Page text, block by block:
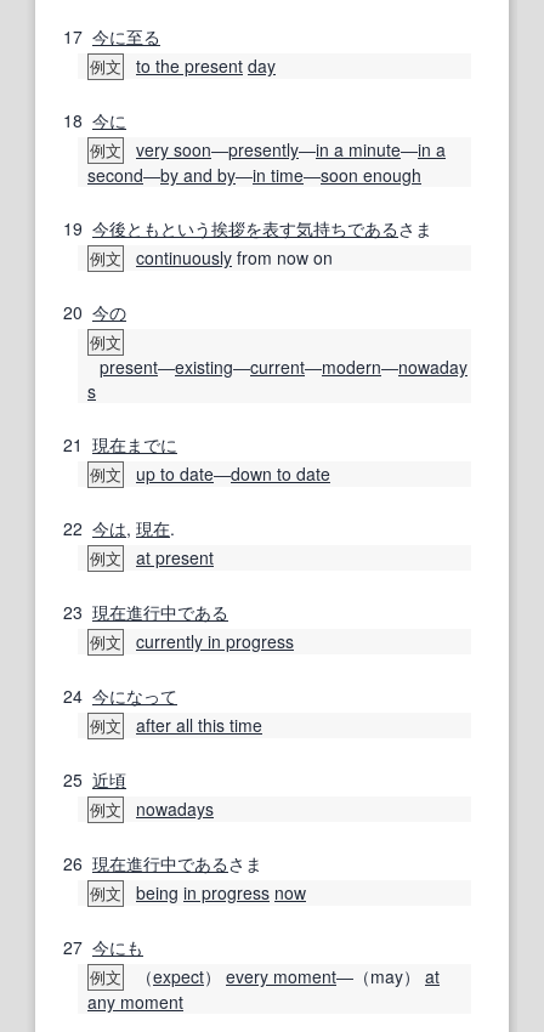
17 今に至る
例文 to the present day
18 今に
例文 very soon―presently―in a minute―in a
second―by and by―in time―soon enough
19 今後とも という挨拶を表す気持ちであるさま
例文 continuously from now on
20 今の
例文
present―existing―current―modern―nowaday
s
21 現在までに
例文 up to date―down to date
22 今は, 現在.
例文 at present
23 現在進行中である
例文 currently in progress
24 今になって
例文 after all this time
25 近頃
例文 nowadays
26 現在進行中であるさま
例文 being in progress now
27 今にも
例文 （expect） every moment―（may） at
any moment